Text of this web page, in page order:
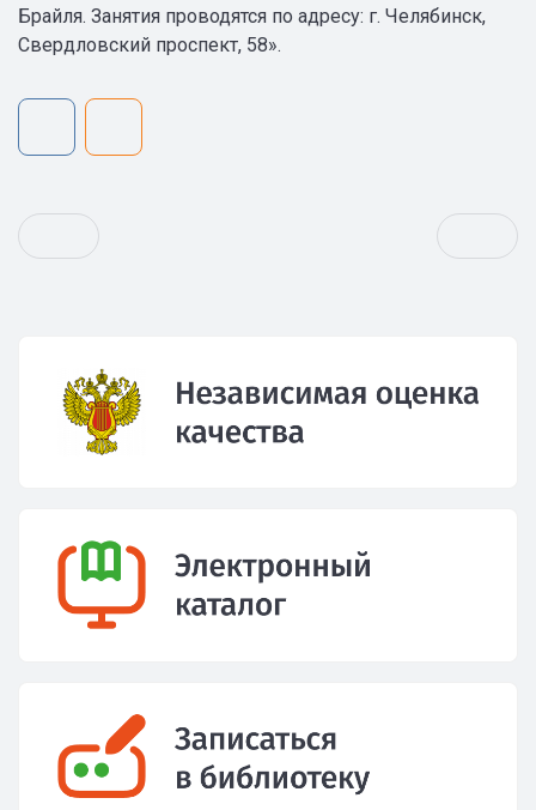
Брайля. Занятия проводятся по адресу: г. Челябинск,
Свердловский проспект, 58».